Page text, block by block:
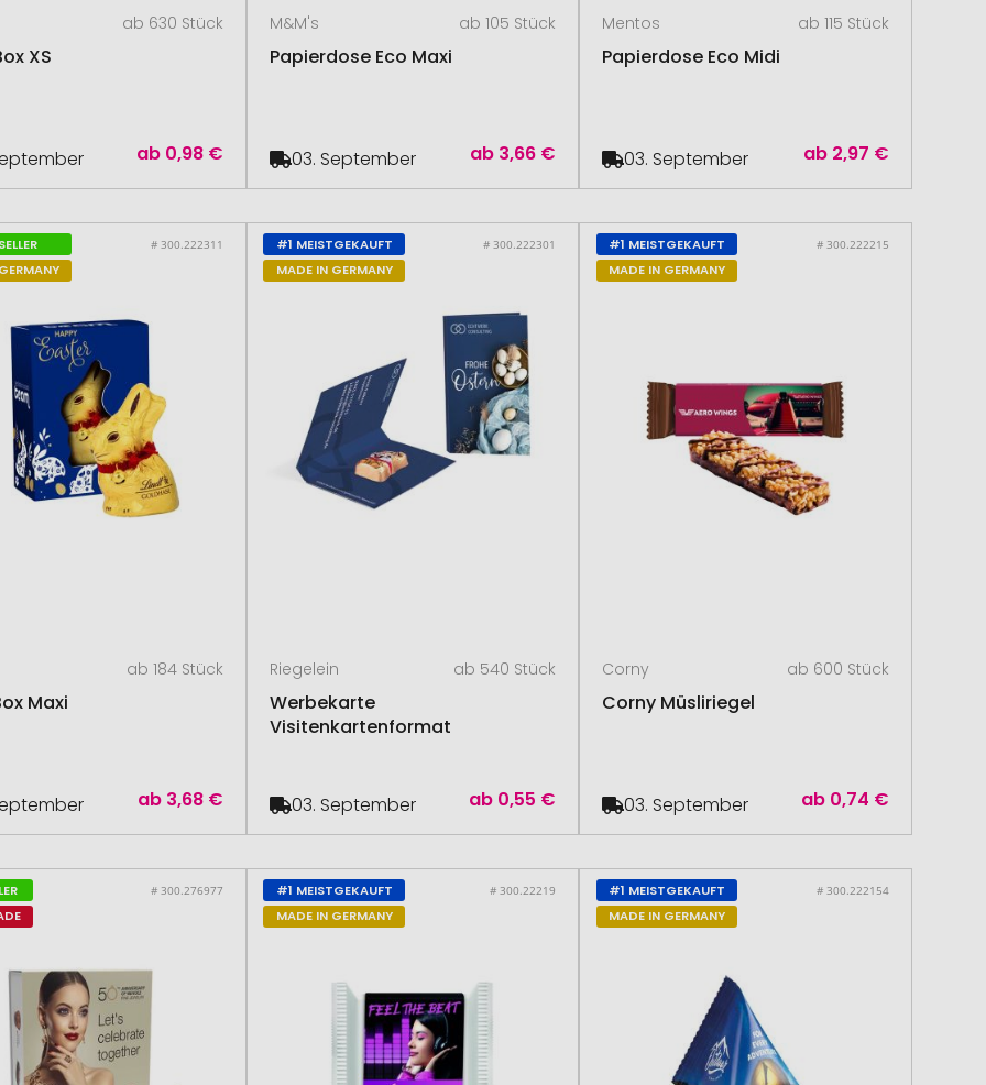
ab 630 Stück
XS
ab 0,98 €
M&M's ab 105 Stück
Papierdose Eco Maxi
ab 3,66 €
03. September
Mentos ab 115 Stück
Papierdose Eco Midi
ab 2,97 €
03. September
# 300.222311
ab 184 Stück
Maxi
ab 3,68 €
#1 MEISTGEKAUFT
MADE IN GERMANY
# 300.222301
Riegelein ab 540 Stück
Werbekarte
Visitenkartenformat
ab 0,55 €
03. September
#1 MEISTGEKAUFT
MADE IN GERMANY
# 300.222215
Corny ab 600 Stück
Corny Müsliriegel
ab 0,74 €
03. September
# 300.276977
#1 MEISTGEKAUFT
MADE IN GERMANY
# 300.22219
#1 MEISTGEKAUFT
MADE IN GERMANY
# 300.222154